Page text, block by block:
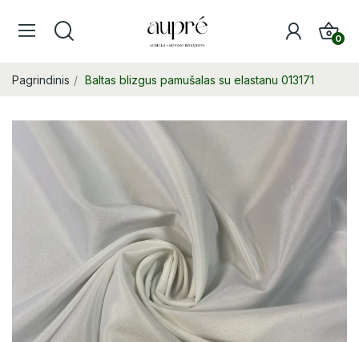
0
Pagrindinis Baltas blizgus pamušalas su elastanu 013171